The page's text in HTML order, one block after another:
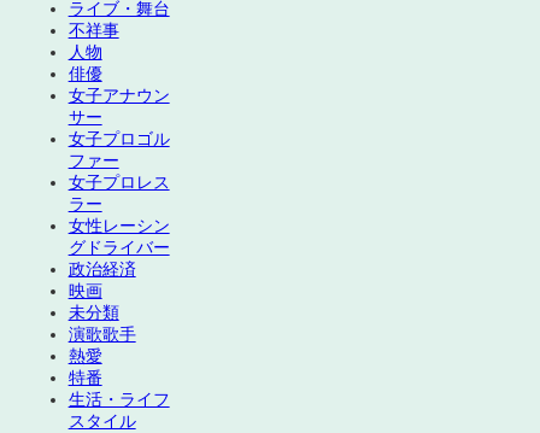
ライブ・舞台
不祥事
人物
俳優
女子アナウン
サー
女子プロゴル
ファー
女子プロレス
ラー
女性レーシン
グドライバー
政治経済
映画
未分類
演歌歌手
熱愛
特番
生活・ライフ
スタイル